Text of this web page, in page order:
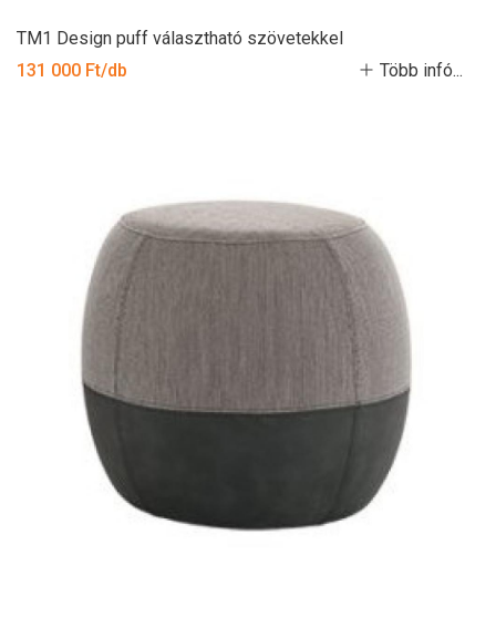
TM1 Design puff választható szövetekkel
131 000 Ft/db
Több infó...